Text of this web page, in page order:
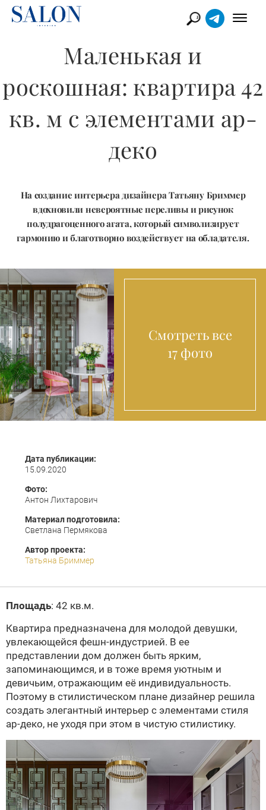
Маленькая и
роскошная: квартира 42
кв. м с элементами ар-
деко
На создание интерьера дизайнера Татьяну Бриммер
вдохновили невероятные переливы и рисунок
полудрагоценного агата, который символизирует
гармонию и благотворно воздействует на обладателя.
Смотреть все
17 фото
Дата публикации:
15.09.2020
Фото:
Антон Лихтарович
Материал подготовила:
Светлана Пермякова
Автор проекта:
Татьяна Бриммер
Площадь: 42 кв.м.
Квартира предназначена для молодой девушки,
увлекающейся фешн-индустрией. В ее
представлении дом должен быть ярким,
запоминающимся, и в тоже время уютным и
девичьим, отражающим её индивидуальность.
Поэтому в стилистическом плане дизайнер решила
создать элегантный интерьер с элементами стиля
ар-деко, не уходя при этом в чистую стилистику.